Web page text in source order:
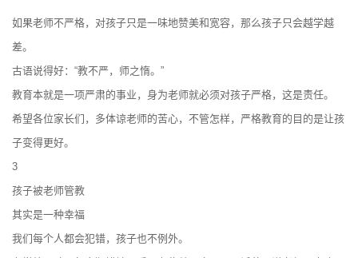
如果老师不严格，对孩子只是一味地赞美和宽容，那么孩子只会越学越
差。
古语说得好：“教不严，师之惰。”
教育本就是一项严肃的事业，身为老师就必须对孩子严格，这是责任。
希望各位家长们，多体谅老师的苦心，不管怎样，严格教育的目的是让孩
子变得更好。
3
孩子被老师管教
其实是一种幸福
我们每个人都会犯错，孩子也不例外。